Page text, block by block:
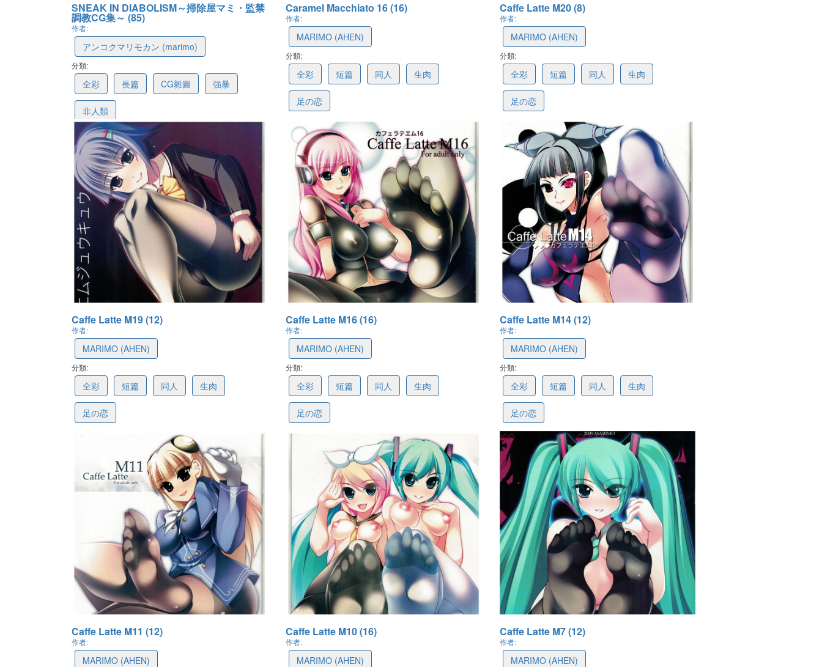
SNEAK IN DIABOLISM～掃除屋マミ・監禁
調教CG集～ (85)
作者:
アンコクマリモカン (marimo)
分類:
全彩 長篇 CG雜圖 強暴
非人類
最後更新: 2023-02-11 16:24
Caramel Macchiato 16 (16)
作者:
MARIMO (AHEN)
分類:
全彩 短篇 同人 生肉
足の恋
最後更新: 2022-12-27 11:49
Caffe Latte M20 (8)
作者:
MARIMO (AHEN)
分類:
全彩 短篇 同人 生肉
足の恋
最後更新: 2021-10-07 11:23
Caffe Latte M19 (12)
作者:
MARIMO (AHEN)
分類:
全彩 短篇 同人 生肉
足の恋
Caffe Latte M16 (16)
作者:
MARIMO (AHEN)
分類:
全彩 短篇 同人 生肉
足の恋
Caffe Latte M14 (12)
作者:
MARIMO (AHEN)
分類:
全彩 短篇 同人 生肉
足の恋
最後更新: 2021-10-07 11:16
Caffe Latte M11 (12)
作者:
MARIMO (AHEN)
Caffe Latte M10 (16)
作者:
MARIMO (AHEN)
Caffe Latte M7 (12)
作者:
MARIMO (AHEN)